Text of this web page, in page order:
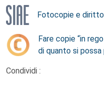
Fotocopie e diritto
Fare copie “in
di quanto si possa
Condividi :